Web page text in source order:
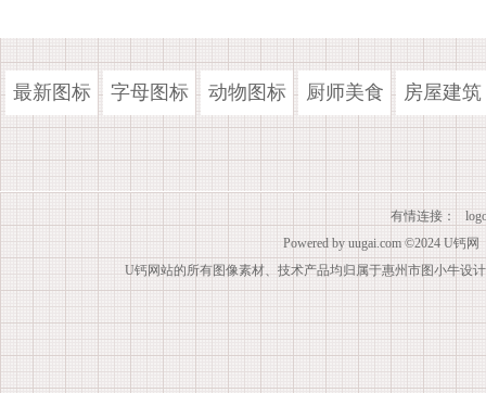
最新图标 字母图标 动物图标 厨师美食 房屋建筑
有情连接：
Powered by uugai.com ©2024 U钙网
U钙网站的所有图像素材、技术产品均归属于惠州市图小牛设